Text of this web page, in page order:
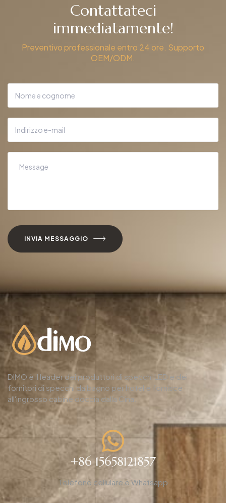
Contattateci
immediatamente!
Preventivo professionale entro 24 ore. Supporto
OEM/ODM.
INVIA MESSAGGIO
DIMO è il leader dei produttori di specchi LED e dei
fornitori di specchi da bagno per hotel e fornisce
all'ingrosso cabine doccia dalla Cina.
+86 15658121857
Telefono cellulare e Whatsapp